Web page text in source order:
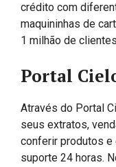
crédito com
maquininhas de
1 milhão de
Portal
Através do Portal
seus extratos,
conferir produtos e
suporte 24 horas.